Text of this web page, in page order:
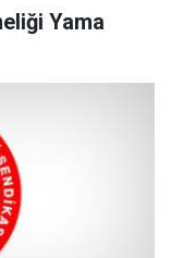
Yama